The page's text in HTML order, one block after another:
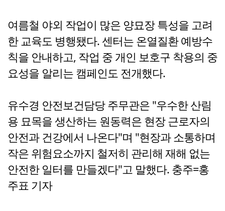
여름철 야외 작업이 많은 양묘장 특성을 고려
한 교육도 병행됐다. 센터는 온열질환 예방수
칙을 안내하고, 작업 중 개인 보호구 착용의 중
요성을 알리는 캠페인도 전개했다.
유수경 안전보건담당 주무관은 "우수한 산림
용 묘목을 생산하는 원동력은 현장 근로자의
안전과 건강에서 나온다"며 "현장과 소통하며
작은 위험요소까지 철저히 관리해 재해 없는
안전한 일터를 만들겠다"고 말했다. 충주=홍
주표 기자